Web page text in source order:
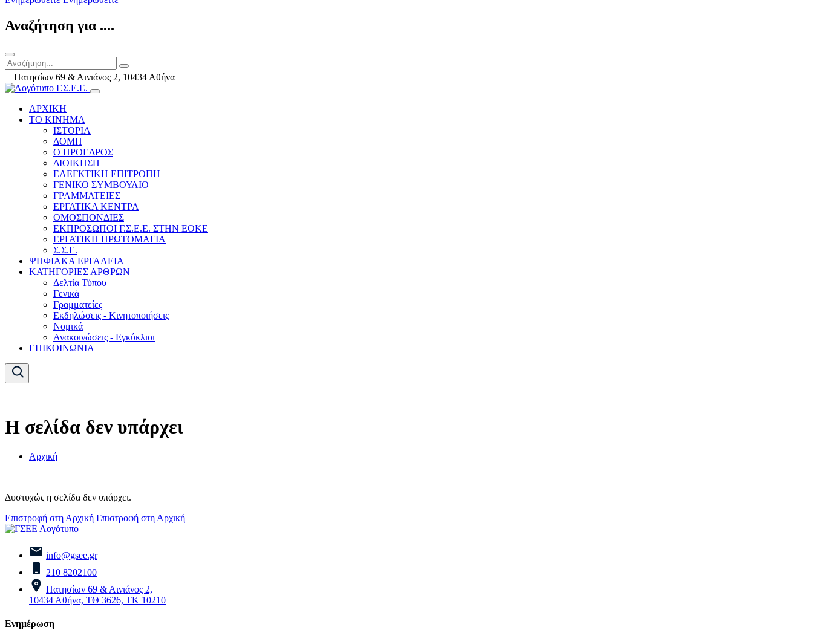
Αναζήτηση για ....
Πατησίων 69 & Αινιάνος 2, 10434 Αθήνα
ΑΡΧΙΚΗ
ΤΟ ΚΙΝΗΜΑ
ΙΣΤΟΡΙΑ
ΔΟΜΗ
Ο ΠΡΟΕΔΡΟΣ
ΔΙΟΙΚΗΣΗ
ΕΛΕΓΚΤΙΚΗ ΕΠΙΤΡΟΠΗ
ΓΕΝΙΚΟ ΣΥΜΒΟΥΛΙΟ
ΓΡΑΜΜΑΤΕΙΕΣ
ΕΡΓΑΤΙΚΑ ΚΕΝΤΡΑ
ΟΜΟΣΠΟΝΔΙΕΣ
ΕΚΠΡΟΣΩΠΟΙ Γ.Σ.Ε.Ε. ΣΤΗΝ ΕΟΚΕ
ΕΡΓΑΤΙΚΗ ΠΡΩΤΟΜΑΓΙΑ
Σ.Σ.Ε.
ΨΗΦΙΑΚΑ ΕΡΓΑΛΕΙΑ
ΚΑΤΗΓΟΡΙΕΣ ΑΡΘΡΩΝ
Δελτία Τύπου
Γενικά
Γραμματείες
Εκδηλώσεις - Κινητοποιήσεις
Νομικά
Ανακοινώσεις - Εγκύκλιοι
ΕΠΙΚΟΙΝΩΝΙΑ
Η σελίδα δεν υπάρχει
Αρχική
Δυστυχώς η σελίδα δεν υπάρχει.
Επιστροφή στη Αρχική Επιστροφή στη Αρχική
info@gsee.gr
210 8202100
Πατησίων 69 & Αινιάνος 2,
10434 Αθήνα, ΤΘ 3626, ΤΚ 10210
Ενημέρωση